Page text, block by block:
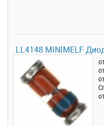
LL4148 MINIMELF